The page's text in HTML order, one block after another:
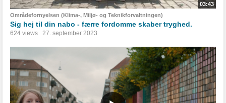
03:43
Områdefornyelsen (Klima-, Miljø- og Teknikforvaltningen)
Sig hej til din nabo - færre fordomme skaber tryghed.
624 views 27. september 2023